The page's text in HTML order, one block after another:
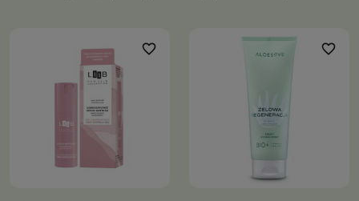
hydrolipidowej
favorite_border favorite_border